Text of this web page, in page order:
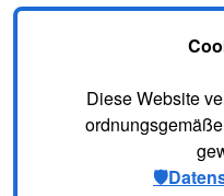
2014 - 2026
Kontakt
Copyright
Released under
Diese Website